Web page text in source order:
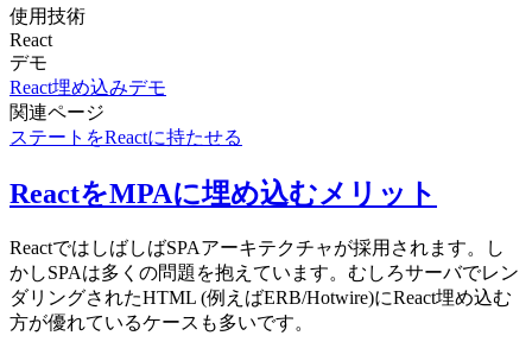
使用技術
React
デモ
React埋め込みデモ
関連ページ
ステートをReactに持たせる
ReactをMPAに埋め込むメリット
ReactではしばしばSPAアーキテクチャが採用されます。し
かしSPAは多くの問題を抱えています。むしろサーバでレン
ダリングされたHTML (例えばERB/Hotwire)にReact埋め込む
方が優れているケースも多いです。